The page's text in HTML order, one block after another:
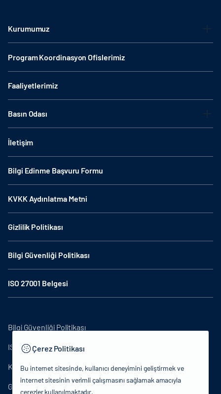
Kurumumuz
Program Koordinasyon Ofislerimiz
Faaliyetlerimiz
Basın Odası
İletişim
Bilgi Edinme Başvuru Formu
KVKK Aydınlatma Metni
Gizlilik Politikası
Bilgi Güvenliği Politikası
ISO 27001 Belgesi
Bilgi Güvenliği Politikası
ISO27001
KVKK Aydınlatma Metni
Gizlilik Politikası
Çerez Politikası
Bu internet sitesinde, kullanıcı deneyimini geliştirmek ve
internet sitesinin verimli çalışmasını sağlamak amacıyla
çerezler kullanılmaktadır.